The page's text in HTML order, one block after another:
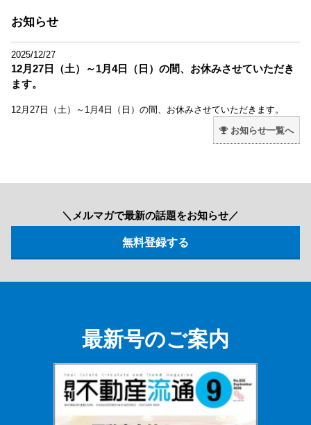
お知らせ
2025/12/27
12月27日（土）～1月4日（日）の間、お休みさせていただき
ます。
12月27日（土）～1月4日（日）の間、お休みさせていただきます。
お知らせ一覧へ
＼メルマガで最新の話題をお知らせ／
最新号のご案内